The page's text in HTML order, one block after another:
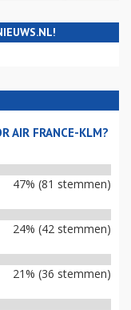
AIR FRANCE-KLM?
47% (81 stemmen)
24% (42 stemmen)
21% (36 stemmen)